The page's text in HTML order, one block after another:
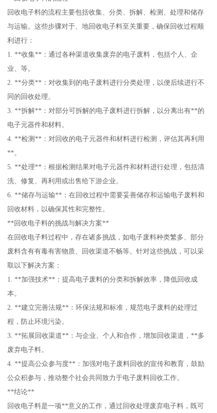
回收电子料的流程主要包括收集、分类、拆解、检测、处理和储存
与运输。这些步骤对于、地回收电子料至关重要，确保回收过程顺
利进行：
1. **收集**：通过各种渠道收集废弃的电子废料，包括个人、企
业、等。
2. **分类**：对收集到的电子废料进行分类处理，以便后续进行不
同的回收处理。
3. **拆解**：对部分可拆解的电子废料进行拆解，以分离出有**的
电子元器件和材料。
4. **检测**：对回收的电子元器件和材料进行检测，评估其再利用
**。
5. **处理**：根据检测结果对电子元器件和材料进行处理，包括清
洗、修复、再利用或出售给下游企业。
6. **储存与运输**：在回收过程中需要妥善储存和运输电子废料和
回收材料，以确保其性和完整性。
**回收电子料的挑战与解决方案**
在回收电子料过程中，存在诸多挑战，如电子废料种类繁多、部分
废料含有有毒有害物质、回收渠道不畅等。针对这些挑战，可以采
取以下解决方案：
1. **加强技术**：提高电子废料的分类和拆解效率，降低回收成
本。
2. **建立完善法规**：环保法规和标准，规范电子废料的处理过
程，防止环境污染。
3. **拓展回收渠道**：与企业、个人和合作，增加回收渠道，**多
废弃电子料。
4. **提高公众参与度**：加强对电子废料回收的宣传和教育，鼓励
公众积参与，推动整个社会共同致力于电子废料回收工作。
**结论**
回收电子料是一项**意义的工作，通过回收处理废弃电子料，既可